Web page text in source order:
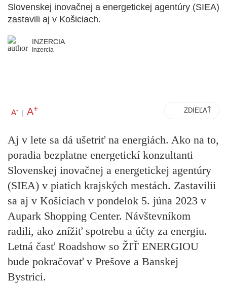
Slovenskej inovačnej a energetickej agentúry (SIEA)
zastavili aj v Košiciach.
INZERCIA
Inzercia
A- | A+ ZDIEĽAŤ
Aj v lete sa dá ušetriť na energiách. Ako na to,
poradia bezplatne energetickí konzultanti
Slovenskej inovačnej a energetickej agentúry
(SIEA) v piatich krajských mestách. Zastavilii
sa aj v Košiciach v pondelok 5. júna 2023 v
Aupark Shopping Center. Návštevníkom
radili, ako znížiť spotrebu a účty za energiu.
Letná časť Roadshow so ŽIŤ ENERGIOU
bude pokračovať v Prešove a Banskej
Bystrici.